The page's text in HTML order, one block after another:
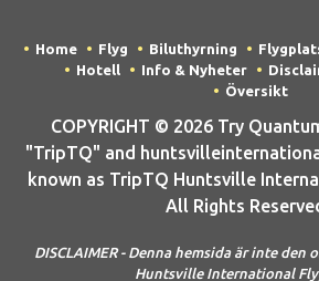
Home Flyg Biluthyrning
Hotell
Info & Nyheter
Översikt
COPYRIGHT © 2026 Try
"TripTQ" and
known as TripTQ Huntsville
All Rights
DISCLAIMER - Denna hemsida är inte
Huntsville International